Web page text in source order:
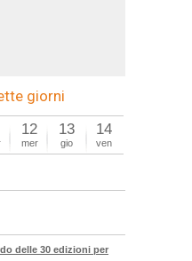
giorni
12
mer
13
gio
14
ven
delle 30 edizioni per